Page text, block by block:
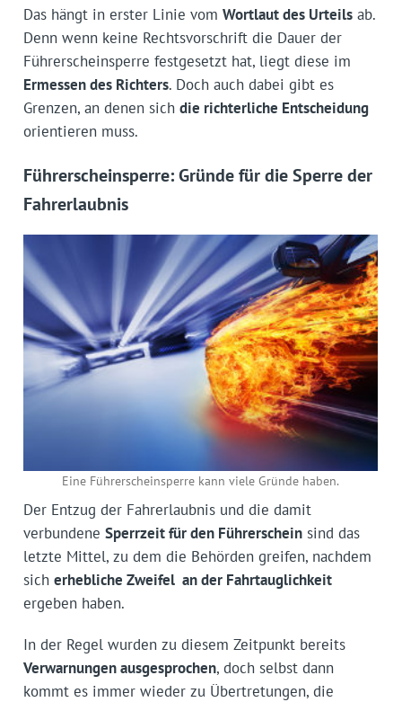
Das hängt in erster Linie vom Wortlaut des Urteilsab.
Denn wenn keine Rechtsvorschrift die Dauer der
Führerscheinsperre festgesetzt hat, liegt diese im
Ermessen des Richters. Doch auch dabei gibt es
Grenzen, an denen sich die richterliche Entscheidung
orientieren muss.
Führerscheinsperre: Gründe für die Sperre der
Fahrerlaubnis
Eine Führerscheinsperre kann viele Gründe haben.
Der Entzug der Fahrerlaubnis und die damit
verbundene Sperrzeit für den Führerscheinsind das
letzte Mittel, zu dem die Behörden greifen, nachdem
sich erhebliche Zweifel an der Fahrtauglichkeit
ergeben haben.
In der Regel wurden zu diesem Zeitpunkt bereits
Verwarnungen ausgesprochen, doch selbst dann
kommt es immer wieder zu Übertretungen, die